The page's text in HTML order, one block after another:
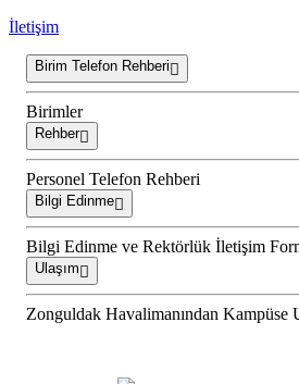
İletişim
Birim Telefon Rehberi
Birimler
Rehber
Personel Telefon Rehberi
Bilgi Edinme
Bilgi Edinme ve Rektörlük İletişim
Ulaşım
Zonguldak Havalimanından Kampüse